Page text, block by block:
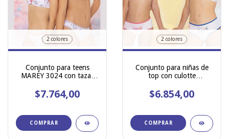
2 colores
Conjunto para teens
MAREY 3024 con tazas
$7.764,00
COMPRAR
2 colores
Conjunto para niñas de
top con culotte
lycra Marey 759
$6.854,00
COMPRAR